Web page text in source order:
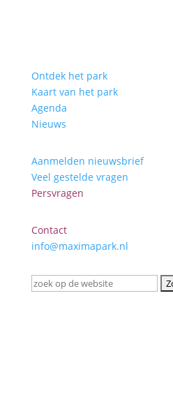
Ontdek het park
Kaart van het park
Agenda
Nieuws
Aanmelden nieuwsbrief
Veel gestelde vragen
Persvragen
Contact
info@maximapark.nl
Zoek